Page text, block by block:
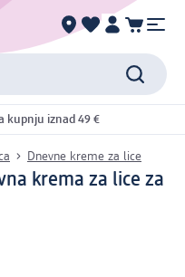
kupnju iznad 49 €
Dnevne kreme za lice
krema za lice za